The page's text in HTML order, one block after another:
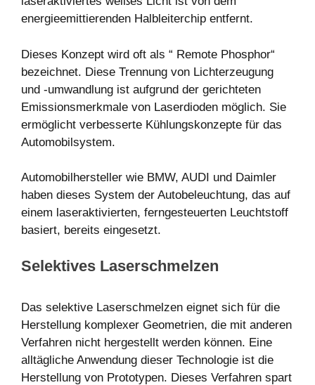
energieemittierenden Halbleiterchip entfernt.
Dieses Konzept wird oft als “ Remote Phosphor“
bezeichnet. Diese Trennung von Lichterzeugung
und -umwandlung ist aufgrund der gerichteten
Emissionsmerkmale von Laserdioden möglich. Sie
ermöglicht verbesserte Kühlungskonzepte für das
Automobilsystem.
Automobilhersteller wie BMW, AUDI und Daimler
haben dieses System der Autobeleuchtung, das auf
einem laseraktivierten, ferngesteuerten Leuchtstoff
basiert, bereits eingesetzt.
Selektives Laserschmelzen
Das selektive Laserschmelzen eignet sich für die
Herstellung komplexer Geometrien, die mit anderen
Verfahren nicht hergestellt werden können. Eine
alltägliche Anwendung dieser Technologie ist die
Herstellung von Prototypen. Dieses Verfahren spart